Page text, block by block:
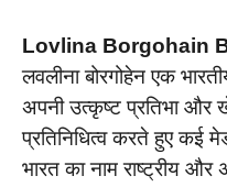
Lovlina Borgohain
लवलीना बोरगोहेन एक
अपनी उत्कृष्ट प्रतिभा
प्रतिनिधित्व करते हुए कई
भारत का नाम राष्ट्रीय और